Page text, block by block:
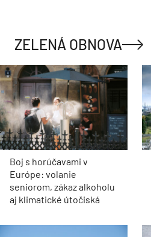
ZELENÁ OBNOVA
Boj s horúčavami v
Európe: volanie
seniorom, zákaz alkoholu
aj klimatické útočiská